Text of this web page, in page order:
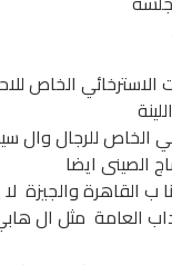
الخاص
الخاص للرجال وال
الصينى ايضا
ب القاهرة والجيزة
العامة مثل ال